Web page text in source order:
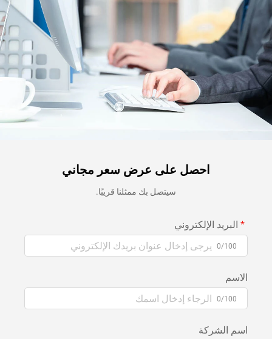
احصل على عرض سعر مجاني
سيتصل بك ممثلنا قريبًا.
البريد الإلكتروني
0/100
الاسم
0/100
اسم الشركة